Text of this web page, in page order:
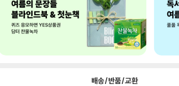
배송/반품/교환